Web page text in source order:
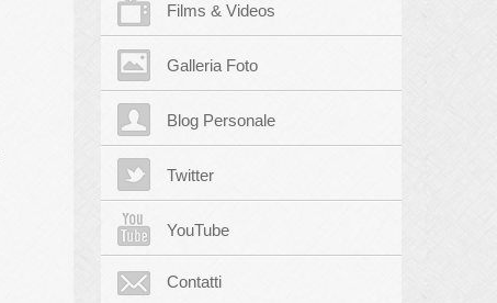
Films & Videos
Galleria Foto
Blog Personale
Twitter
YouTube
Contatti